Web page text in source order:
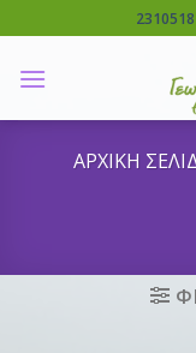
to
content
ΑΡΧΙΚΗ